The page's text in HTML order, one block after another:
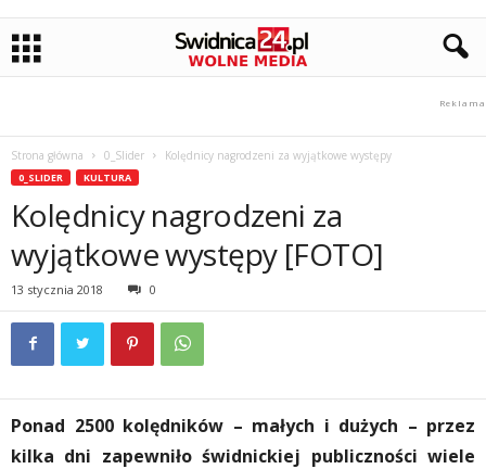
Strona główna 0_Slider Kolędnicy nagrodzeni za wyjątkowe występy
0_SLIDER KULTURA
Kolędnicy nagrodzeni za
wyjątkowe występy [FOTO]
13 stycznia 2018 0
Ponad 2500 kolędników – małych i dużych – przez
kilka dni zapewniło świdnickiej publiczności wiele